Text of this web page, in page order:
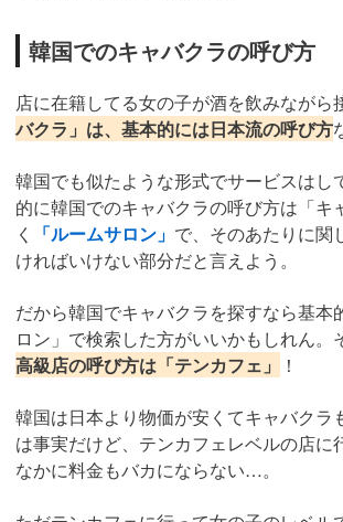
韓国でのキャバクラの呼び方
店に在籍してる女の子が酒を飲みながら
バクラ」は、基本的には日本流の呼び方
韓国でも似たような形式でサービスはし
的に韓国でのキャバクラの呼び方は「キ
く
「ルームサロン」 で、そのあたりに関
ければいけない部分だと言えよう。
だから韓国でキャバクラを探すなら基本
ロン」で検索した方がいいかもしれん。
高級店の呼び方は「テンカフェ」
！
韓国は日本より物価が安くてキャバク
は事実だけど、テンカフェレベルの店に
なかに料金もバカにならない…。